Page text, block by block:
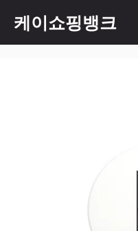
content
케이쇼핑뱅크